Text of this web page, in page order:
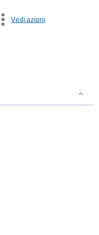
Vedi azioni